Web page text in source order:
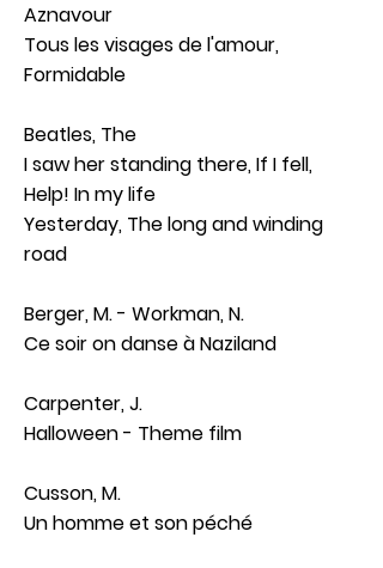
Aznavour
Tous les visages de l'amour,
Formidable
Beatles, The
I saw her standing there, If I fell,
Help! In my life
Yesterday, The long and winding
road
Berger, M. - Workman, N.
Ce soir on danse à Naziland
Carpenter, J.
Halloween - Theme film
Cusson, M.
Un homme et son péché